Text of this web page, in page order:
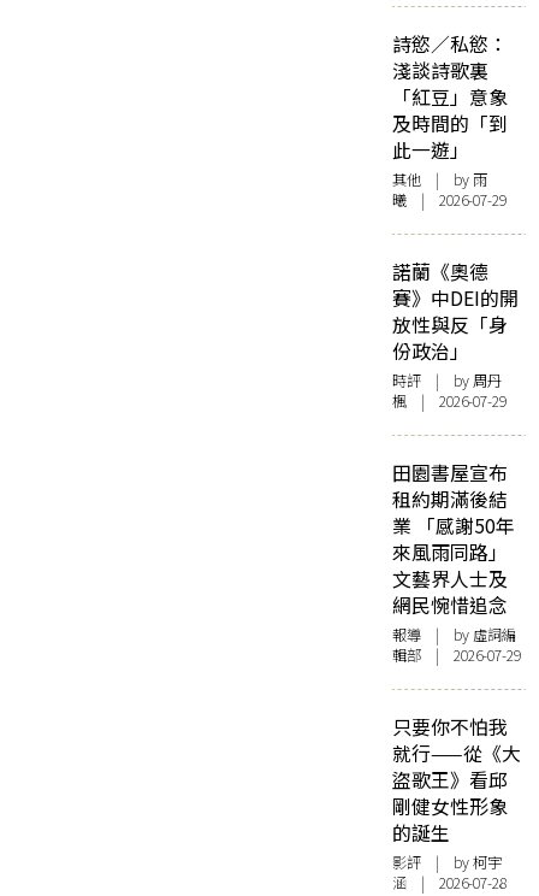
詩慾／私慾：
淺談詩歌裏
「紅豆」意象
及時間的「到
此一遊」
其他 | by 雨
曦 | 2026-07-29
諾蘭《奧德
賽》中DEI的開
放性與反「身
份政治」
時評 | by周丹
楓 | 2026-07-29
田園書屋宣布
租約期滿後結
業 「感謝50年
來風雨同路」
文藝界人士及
網民惋惜追念
報導 | by 虛詞編
輯部 | 2026-07-29
只要你不怕我
就行——從《大
盜歌王》看邱
剛健女性形象
的誕生
影評 | by 柯宇
涵 | 2026-07-28